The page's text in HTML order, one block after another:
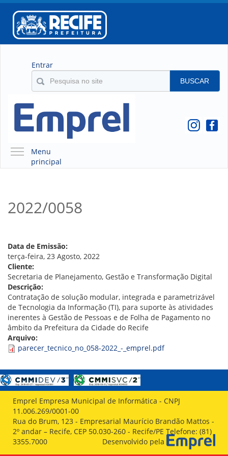
Entrar
BUSCAR
Menu
principal
O QUE É A EMPREL
CONSELHOS
LOCALIZAÇÃO
GESTORES
GOVERNANÇA
NOTÍCIAS
COMPRAS
COMISSÕES
LICITAÇÕES
REGULAMENTO INTERNO DE LICITAÇÕES E
CONTRATO
GESTÃO DE PESSOAS
COLABORADORES
PLR
PARTICIPAÇÃO NOS LUCROS E RESULTADOS
2022/0058
Data de Emissão:
terça-feira, 23 Agosto, 2022
Cliente:
Secretaria de Planejamento, Gestão e Transformação Digital
Descrição:
Contratação de solução modular, integrada e parametrizável
de Tecnologia da Informação (TI), para suporte às atividades
inerentes à Gestão de Pessoas e de Folha de Pagamento no
âmbito da Prefeitura da Cidade do Recife
Arquivo:
parecer_tecnico_no_058-2022_-_emprel.pdf
Emprel Empresa Municipal de Informática - CNPJ
11.006.269/0001-00
Rua do Brum, 123 - Empresarial Maurício Brandão Mattos -
2º andar – Recife, CEP 50.030-260 - Recife/PE Telefone: (81)
3355.7000
Desenvolvido pela